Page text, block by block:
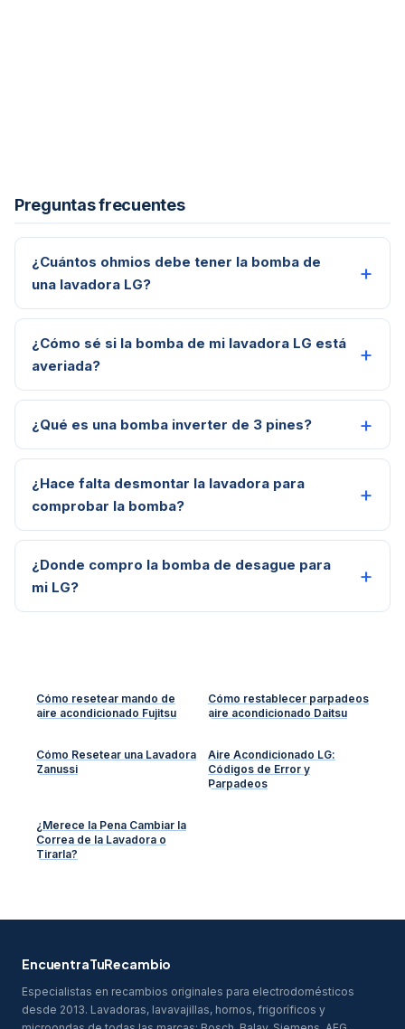
Preguntas frecuentes
¿Cuántos ohmios debe tener la bomba de
una lavadora LG?
¿Cómo sé si la bomba de mi lavadora LG está
averiada?
¿Qué es una bomba inverter de 3 pines?
¿Hace falta desmontar la lavadora para
comprobar la bomba?
¿Donde compro la bomba de desague para
mi LG?
Cómo resetear mando de
aire acondicionado Fujitsu
Cómo restablecer parpadeos
aire acondicionado Daitsu
Cómo Resetear una Lavadora
Zanussi
Aire Acondicionado LG:
Códigos de Error y
Parpadeos
¿Merece la Pena Cambiar la
Correa de la Lavadora o
Tirarla?
EncuentraTuRecambio
Especialistas en recambios originales para electrodomésticos
desde 2013. Lavadoras, lavavajillas, hornos, frigoríficos y